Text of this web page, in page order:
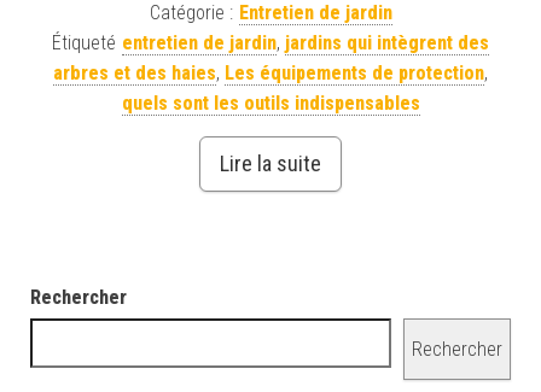
Catégorie : Entretien de jardin
Étiqueté entretien de jardin, jardins qui intègrent des
arbres et des haies, Les équipements de protection,
quels sont les outils indispensables
Lire la suite
Rechercher
Rechercher